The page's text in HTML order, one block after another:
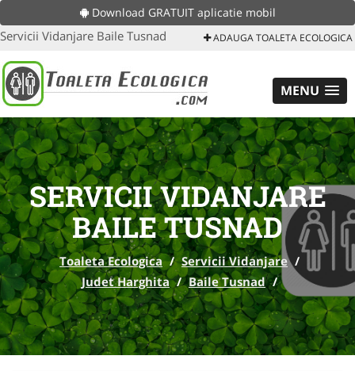
Download GRATUIT aplicatie mobil
Servicii Vidanjare Baile Tusnad ADAUGA TOALETA ECOLOGICA
MENU
SERVICII VIDANJARE
BAILE TUSNAD
Toaleta Ecologica / Servicii Vidanjare /
Judet Harghita / Baile Tusnad /